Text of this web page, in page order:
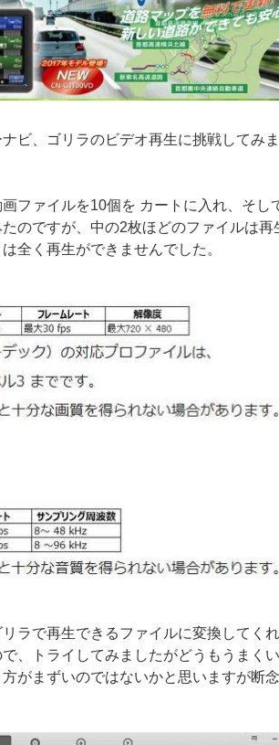
ビ、ゴリラのビデオ再生に挑戦してみ
ファイルを10個を カートに入れ、そし
のですが、中の2枚ほどのファイルは再
全く再生ができませんでした。
ラで再生できるファイルに変換してく
、トライしてみましたがどうもうまく
がまずいのではないかと思いますが断